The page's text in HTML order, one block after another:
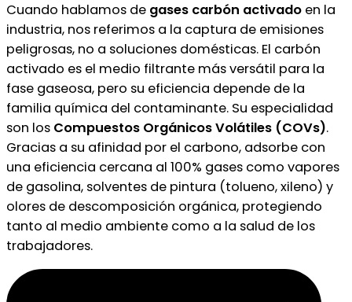
Cuando hablamos de gases carbón activado en la
industria, nos referimos a la captura de emisiones
peligrosas, no a soluciones domésticas. El carbón
activado es el medio filtrante más versátil para la
fase gaseosa, pero su eficiencia depende de la
familia química del contaminante. Su especialidad
son los Compuestos Orgánicos Volátiles (COVs).
Gracias a su afinidad por el carbono, adsorbe con
una eficiencia cercana al 100% gases como vapores
de gasolina, solventes de pintura (tolueno, xileno) y
olores de descomposición orgánica, protegiendo
tanto al medio ambiente como a la salud de los
trabajadores.